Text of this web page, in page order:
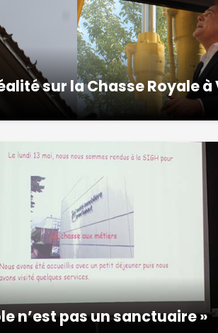
sur la Chasse Royale
n’est pas un sanctuaire »